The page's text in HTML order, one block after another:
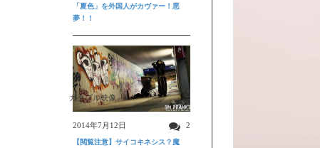
「夏色」を外国人がカヴァー！悪
夢！！
ガクブル映像
2014年7月12日 2
【閲覧注意】サイコキネシス？魔